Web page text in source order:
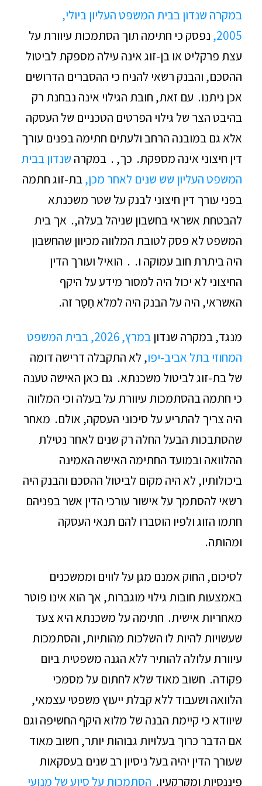
במקרה שנדון בבית המשפט העליון ביולי,
2005, נפסק כי חתימה תוך הסתמכות עיוורת על
עצת פרקליט או בן-זוג אינה עילה מספקת לביטול
ההסכם, והבנק רשאי להניח כי ההסברים הדרושים
אכן ניתנו. עם זאת, חובת הגילוי אינה נבחנת רק
בהיבט הצר של גילוי הפרטים הטכניים של העסקה
אלא גם במובנה הרחב ולעתים חתימה בפנים עורך
דין חיצוני אינה מספקת. כך, . במקרה שנדון בבית
המשפט העליון שש שנים לאחר מכן,בת-זוג חתמה
בפני עורך דין חיצוני לבנק על שטר משכנתא
להבטחת אשראי בחשבון שניהל בעלה,. אך בית
המשפט לא פסק לטובת המלווה מכיוון שהחשבון
היה ביתרת חוב עמוקה ו. . הואיל ועורך הדין
החיצוני לא יכול היה למסור מידע על היקף
האשראי, היה על הבנק היה למלא חֶסֶר זה.
מנגד, במקרה שנדון
במרץ, 2026, בבית המשפט
המחוזי בתל אביב-יפו, לא התקבלה דרישה דומה
של בת-זוג לביטול משכנתא. גם כאן האישה טענה
כי חתמה בהסתמכות עיוורת על בעלה וכי המלווה
היה צריך להתריע על סיכוני העסקה, אולם. מאחר
שהסתבכות הבעל החלה רק שנים לאחר נטילת
ההלוואה ובמועד החתימה האישה האמינה
ביכולותיו, לא היה מקום לביטול ההסכם והבנק היה
רשאי להסתמך על אישור עורכי הדין אשר בפניהם
חתמו הזוג ולפיו הוסברו להם תנאי העסקה
ומהותה.
לסיכום, החוק אמנם מגן על לווים וממשכנים
באמצעות חובות גילוי מוגברות, אך הוא אינו פוטר
מאחריות אישית. חתימה על משכנתא היא צעד
שעשויות להיות לו השלכות מהותיות, והסתמכות
עיוורת עלולה להותיר ללא הגנה משפטית ביום
פקודה. חשוב מאוד שלא לחתום על מסמכי
הלוואה ושעבוד ללא קבלת ייעוץ משפטי עצמאי,
שיוודא כי קיימת הבנה של מלוא היקף החשיפה וגם
אם הדבר כרוך בעלויות גבוהות יותר, חשוב מאוד
שעורך הדין יהיה בעל ניסיון רב שנים בעסקאות
פיננסיות ומקרקעין. הסתמכות על סיוע של מנועי